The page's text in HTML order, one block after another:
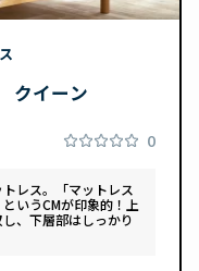
クイーン
0
レス。「マットレス
いうCMが印象的！上
、下層部はしっかり